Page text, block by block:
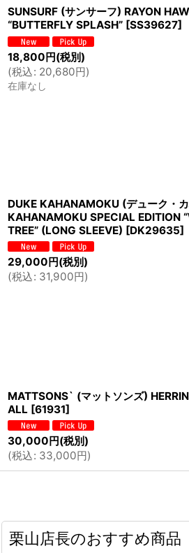
SUNSURF (サンサーフ) RAYON
“BUTTERFLY SPLASH” [SS39627]
18,800円(税別)
(税込: 20,680円)
在庫なし
DUKE KAHANAMOKU (デューク・
KAHANAMOKU SPECIAL EDITION
TREE” (LONG SLEEVE) [DK29635]
29,000円(税別)
(税込: 31,900円)
MATTSONS` (マットソンズ)
ALL [61931]
30,000 円(税別)
(税込: 33,000円)
栗山店長のおすすめ商品